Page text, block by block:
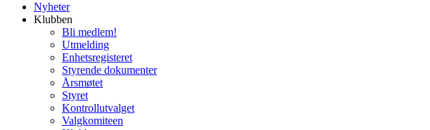
Nyheter
Klubben
Bli medlem!
Utmelding
Enhetsregisteret
Styrende dokumenter
Årsmøtet
Styret
Kontrollutvalget
Valgkomiteen